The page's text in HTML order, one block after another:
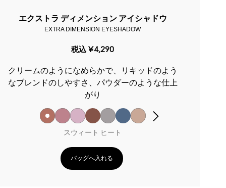
エクストラ ディメンション アイシャドウ
EXTRA DIMENSION EYESHADOW
税込 ¥4,290
クリームのようになめらかで、リキッドのよう
なブレンドのしやすさ、パウダーのような仕上
がり
スウィート ヒート
バッグへ入れる